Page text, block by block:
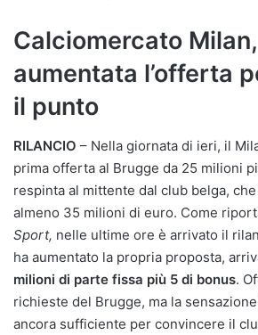
Calciomercato Milan,
aumentata l’offerta
il punto
RILANCIO – Nella giornata di ieri, il
prima offerta al Brugge da 25 milioni
respinta al mittente dal club belga,
almeno 35 milioni di euro. Come
Sport, nelle ultime ore è arrivato il
ha aumentato la propria proposta,
milioni di parte fissa più 5 di bonus.
richieste del Brugge, ma la
ancora sufficiente per convincere il